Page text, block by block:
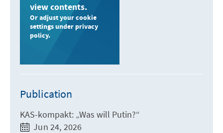
view contents.
Or adjust your cookie
settings under privacy
policy.
Publication
KAS-kompakt: „Was will Putin?“
Jun 24, 2026